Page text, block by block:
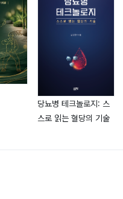
당뇨병 테크놀로지: 스
스로 읽는 혈당의 기술